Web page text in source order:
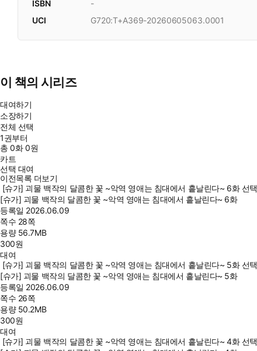
ISBN
-
UCI
G720:T+A369-20260605063.0001
이 책의 시리즈
대여하기
소장하기
전체 선택
1권부터
총0화0원
카트
선택 대여
이전목록 더보기
[슈가] 괴물 백작의 달콤한 꽃 ~악역 영애는 침대에서 흩날린다~ 6화 선택
[슈가] 괴물 백작의 달콤한 꽃 ~악역 영애는 침대에서 흩날린다~ 6화
등록일 2026.06.09
쪽수 28쪽
용량 56.7MB
300원
대여
[슈가] 괴물 백작의 달콤한 꽃 ~악역 영애는 침대에서 흩날린다~ 5화 선택
[슈가] 괴물 백작의 달콤한 꽃 ~악역 영애는 침대에서 흩날린다~ 5화
등록일 2026.06.09
쪽수 26쪽
용량 50.2MB
300원
대여
[슈가] 괴물 백작의 달콤한 꽃 ~악역 영애는 침대에서 흩날린다~ 4화 선택